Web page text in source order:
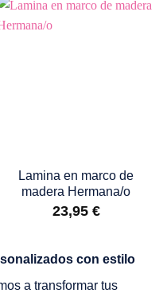
Lamina en marco de
madera Hermana/o
23,95 €
con estilo
a transformar tus